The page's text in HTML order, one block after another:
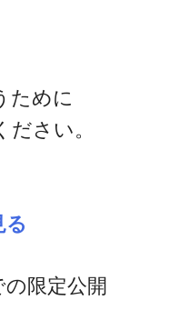
ために
さい。
る
限定公開